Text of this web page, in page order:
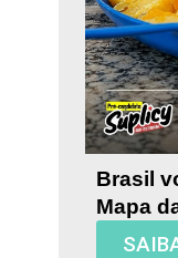
Brasil
Mapa